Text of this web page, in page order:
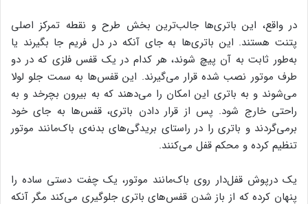
در واقع، این باتری‌ها جالب‌ترین بخش طرح و نقطه تمرکز اصلی
پتنت هستند. این باتری‌ها به جای آنکه در دل فریم جا بگیرند یا
به‌طور ثابت به آن پیچ شوند، هر کدام در یک قفس فلزی که در دو
طرف موتور نصب شده قرار می‌گیرند. این قفس‌ها به سمت جلو لولا
می‌شوند و به باتری این امکان را می‌دهند که به بیرون بچرخد و به
راحتی خارج شود. پس از قرار دادن باتری، قفس‌ها به جای خود
برمی‌گردند و باتری را در راستای بریدگی‌های بدنه‌ی باک‌مانند موتور
تنظیم کرده و محکم قفل می‌کنند.
یک درپوش قفل‌دار روی باک‌مانند موتور، یک چفت دستی ساده را
پنهان کرده که از باز شدن قفس‌های باتری جلوگیری می‌کند مگر آنکه